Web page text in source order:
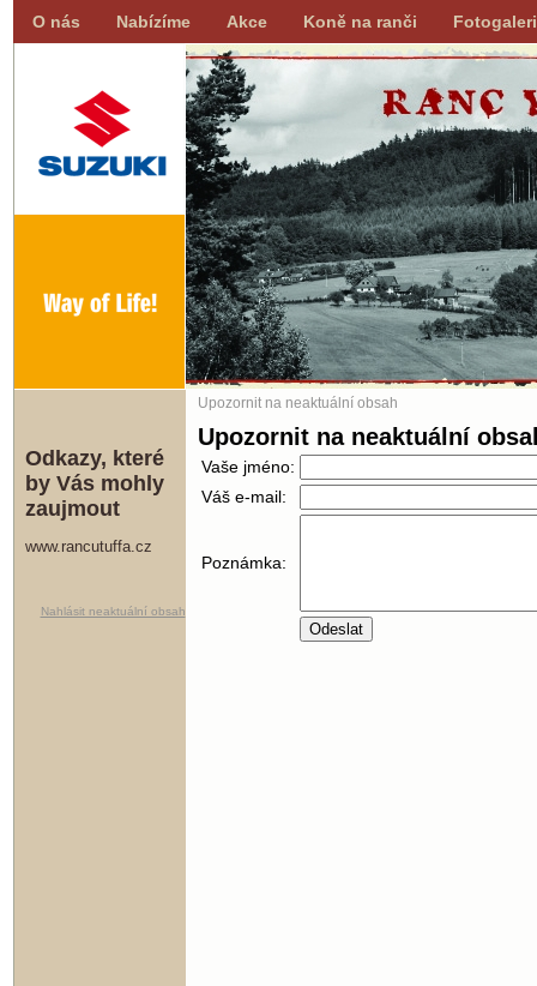
O nás Nabízíme Akce Koně na ranči
Odkazy, které
by Vás mohly
zaujmout
www.rancutuffa.cz
Nahlásit neaktuální obsah
Upozornit na neaktuální obsah
Upozornit na neaktuální
Vaše jméno:
Váš e-mail:
Poznámka: